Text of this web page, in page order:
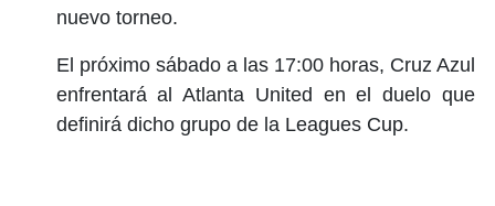
nuevo torneo.
El próximo sábado a las 17:00 horas, Cruz Azul
enfrentará al Atlanta United en el duelo que
definirá dicho grupo de la Leagues Cup.